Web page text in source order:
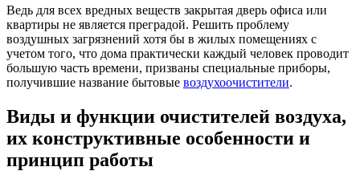
Ведь для всех вредных веществ закрытая дверь офиса или
квартиры не является преградой. Решить проблему
воздушных загрязнений хотя бы в жилых помещениях с
учетом того, что дома практически каждый человек проводит
большую часть времени, призваны специальные приборы,
получившие название бытовые воздухоочистители.
Виды и функции очистителей воздуха,
их конструктивные особенности и
принцип работы